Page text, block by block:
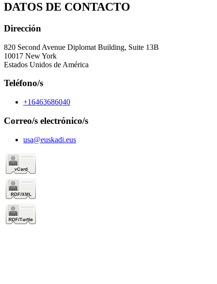
DATOS DE CONTACTO
Dirección
820 Second Avenue Diplomat Building, Suite 13B
10017 New York
Estados Unidos de América
Teléfono/s
+16463686040
Correo/s electrónico/s
usa@euskadi.eus